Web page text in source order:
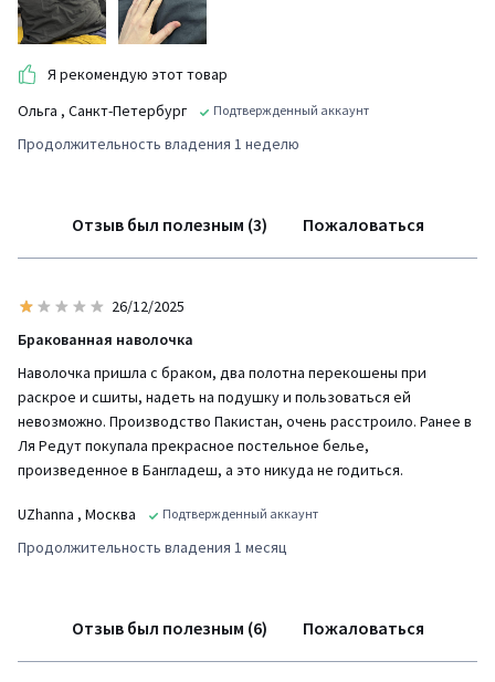
Я рекомендую этот товар
Ольга , Санкт-Петербург Подтвержденный аккаунт
Продолжительность владения 1 неделю
Отзыв был полезным (3) Пожаловаться
26/12/2025
Бракованная наволочка
Наволочка пришла с браком, два полотна перекошены при
раскрое и сшиты, надеть на подушку и пользоваться ей
невозможно. Производство Пакистан, очень расстроило. Ранее в
Ля Редут покупала прекрасное постельное белье,
произведенное в Бангладеш, а это никуда не годиться.
UZhanna , Москва Подтвержденный аккаунт
Продолжительность владения 1 месяц
Отзыв был полезным (6) Пожаловаться